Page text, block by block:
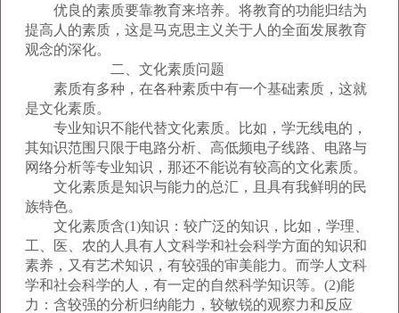
优良的素质要靠教育来培养。将教育的功能归结为
提高人的素质，这是马克思主义关于人的全面发展教育
观念的深化。
二、文化素质问题
素质有多种，在各种素质中有一个基础素质，这就
是文化素质。
专业知识不能代替文化素质。比如，学无线电的，
其知识范围只限于电路分析、高低频电子线路、电路与
网络分析等专业知识，那还不能说有较高的文化素质。
文化素质是知识与能力的总汇，且具有我鲜明的民
族特色。
文化素质含(1)知识：较广泛的知识，比如，学理、
工、医、农的人具有人文科学和社会科学方面的知识和
素养，又有艺术知识，有较强的审美能力。而学人文科
学和社会科学的人，有一定的自然科学知识等。(2)能
力：含较强的分析归纳能力，较敏锐的观察力和反应